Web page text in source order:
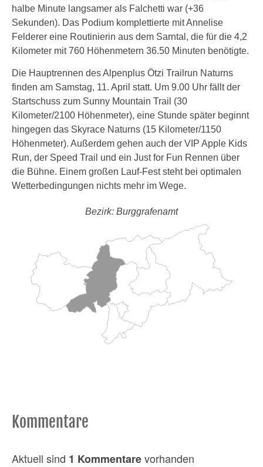
halbe Minute langsamer als Falchetti war (+36
Sekunden). Das Podium komplettierte mit Annelise
Felderer eine Routinierin aus dem Sarntal, die für die 4,2
Kilometer mit 760 Höhenmetern 36.50 Minuten benötigte.
Die Hauptrennen des Alpenplus Ötzi Trailrun Naturns
finden am Samstag, 11. April statt. Um 9.00 Uhr fällt der
Startschuss zum Sunny Mountain Trail (30
Kilometer/2100 Höhenmeter), eine Stunde später beginnt
hingegen das Skyrace Naturns (15 Kilometer/1150
Höhenmeter). Außerdem gehen auch der VIP Apple Kids
Run, der Speed Trail und ein Just for Fun Rennen über
die Bühne. Einem großen Lauf-Fest steht bei optimalen
Wetterbedingungen nichts mehr im Wege.
Bezirk: Burggrafenamt
Kommentare
Aktuell sind 1 Kommentarevorhanden